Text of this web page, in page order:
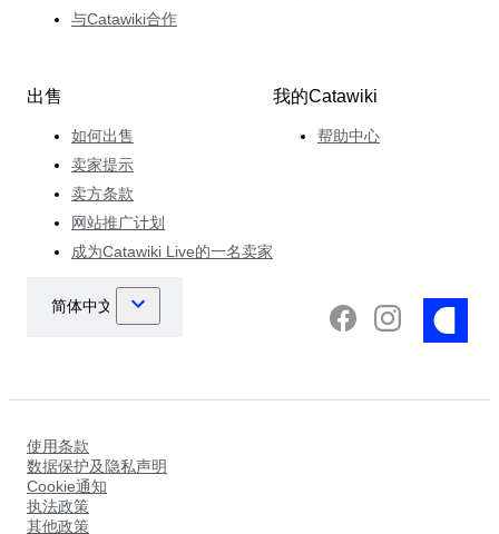
与Catawiki合作
出售
如何出售
卖家提示
卖方条款
网站推广计划
成为Catawiki Live的一名卖家
我的Catawiki
帮助中心
使用条款
数据保护及隐私声明
Cookie通知
执法政策
其他政策